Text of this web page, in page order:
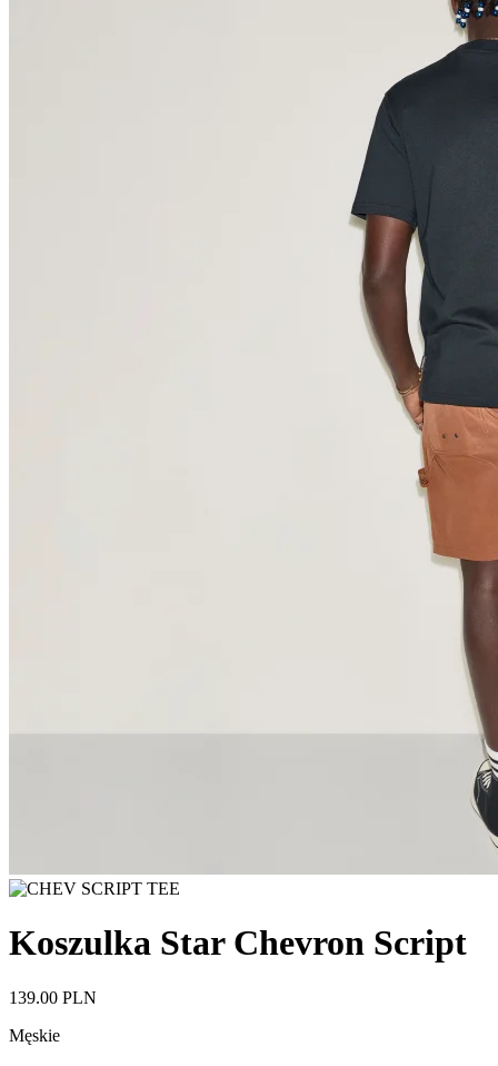
Koszulka Star Chevron Script
139.00 PLN
Męskie